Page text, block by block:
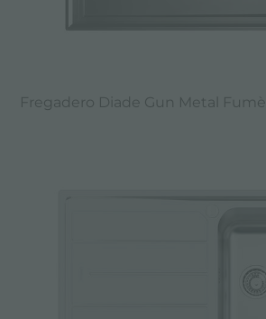
Fregadero Diade Gun Metal Fumè